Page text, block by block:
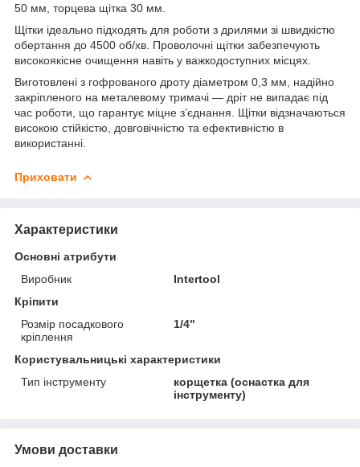
50 мм, торцева щітка 30 мм.
Щітки ідеально підходять для роботи з дрилями зі швидкістю
обертання до 4500 об/хв. Проволочні щітки забезпечують
високоякісне очищення навіть у важкодоступних місцях.
Виготовлені з гофрованого дроту діаметром 0,3 мм, надійно
закріпленого на металевому тримачі — дріт не випадає під
час роботи, що гарантує міцне з’єднання. Щітки відзначаються
високою стійкістю, довговічністю та ефективністю в
використанні.
Приховати
Характеристики
Основні атрибути
Виробник
Intertool
Кріпити
Розмір посадкового
кріплення
1/4"
Користувальницькі характеристики
Тип інструменту
корщетка (оснастка для
інструменту)
Умови доставки